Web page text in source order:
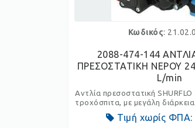
Κωδικός:
2088-474-144
ΠΡΕΣΟΣΤΑΤΙΚΗ ΝΕΡΟΥ
L/min
Αντλία πρεσοστατική
τροχόσπιτα, με μεγάλη
Τιμή χωρίς ΦΠΑ: